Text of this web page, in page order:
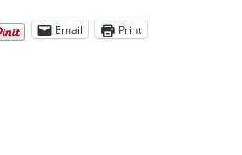
Email Print